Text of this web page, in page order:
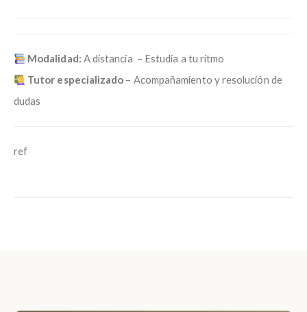
Modalidad: A distancia – Estudia a tu ritmo
Tutor especializado – Acompañamiento y resolución de
dudas
ref